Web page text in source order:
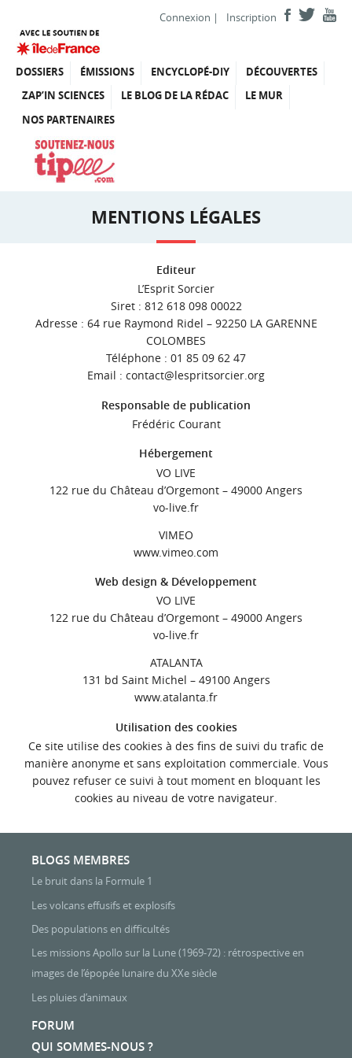
Connexion | Inscription
DOSSIERS ÉMISSIONS ENCYCLOPÉ-DIY
DÉCOUVERTES
ZAP’IN SCIENCES
LE BLOG DE LA RÉDAC
LE MUR
NOS PARTENAIRES
MENTIONS LÉGALES
Editeur
L’Esprit Sorcier
Siret : 812 618 098 00022
Adresse : 64 rue Raymond Ridel – 92250 LA GARENNE
COLOMBES
Téléphone : 01 85 09 62 47
Email : contact@lespritsorcier.org
Responsable de publication
Frédéric Courant
Hébergement
VO LIVE
122 rue du Château d’Orgemont – 49000 Angers
vo-live.fr
VIMEO
www.vimeo.com
Web design & Développement
VO LIVE
122 rue du Château d’Orgemont – 49000 Angers
vo-live.fr
ATALANTA
131 bd Saint Michel – 49100 Angers
www.atalanta.fr
Utilisation des cookies
Ce site utilise des cookies à des fins de suivi du trafic de
manière anonyme et sans exploitation commerciale. Vous
pouvez refuser ce suivi à tout moment en bloquant les
cookies au niveau de votre navigateur.
BLOGS MEMBRES
Le bruit dans la Formule 1
Les volcans effusifs et explosifs
Des populations en difficultés
Les missions Apollo sur la Lune (1969-72) : rétrospective en
images de l’épopée lunaire du XXe siècle
Les pluies d’animaux
FORUM
QUI SOMMES-NOUS ?